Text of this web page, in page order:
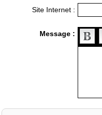
Site Internet :
Message :